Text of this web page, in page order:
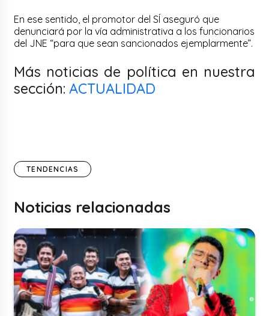
En ese sentido, el promotor del SÍ aseguró que
denunciará por la vía administrativa a los funcionarios
del JNE “para que sean sancionados ejemplarmente”.
Más noticias de política en nuestra
sección:ACTUALIDAD
TENDENCIAS
Noticias relacionadas